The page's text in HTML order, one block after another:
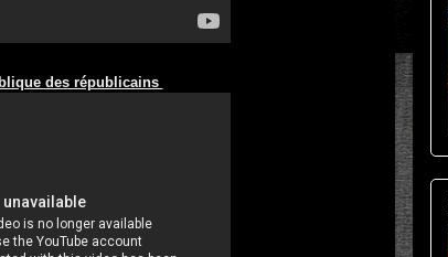
des républicains